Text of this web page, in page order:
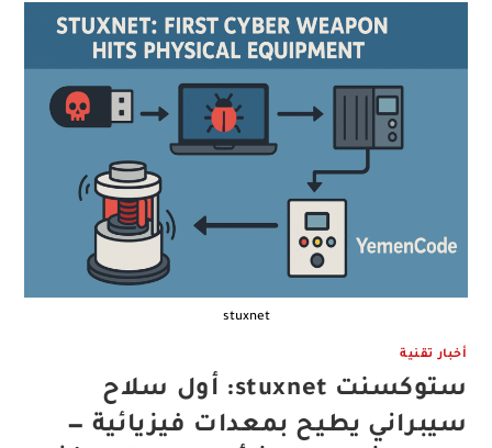
stuxnet
أخبار تقنية
ستوكسنت stuxnet: أول سلاح
سيبراني يطيح بمعدات فيزيائية —